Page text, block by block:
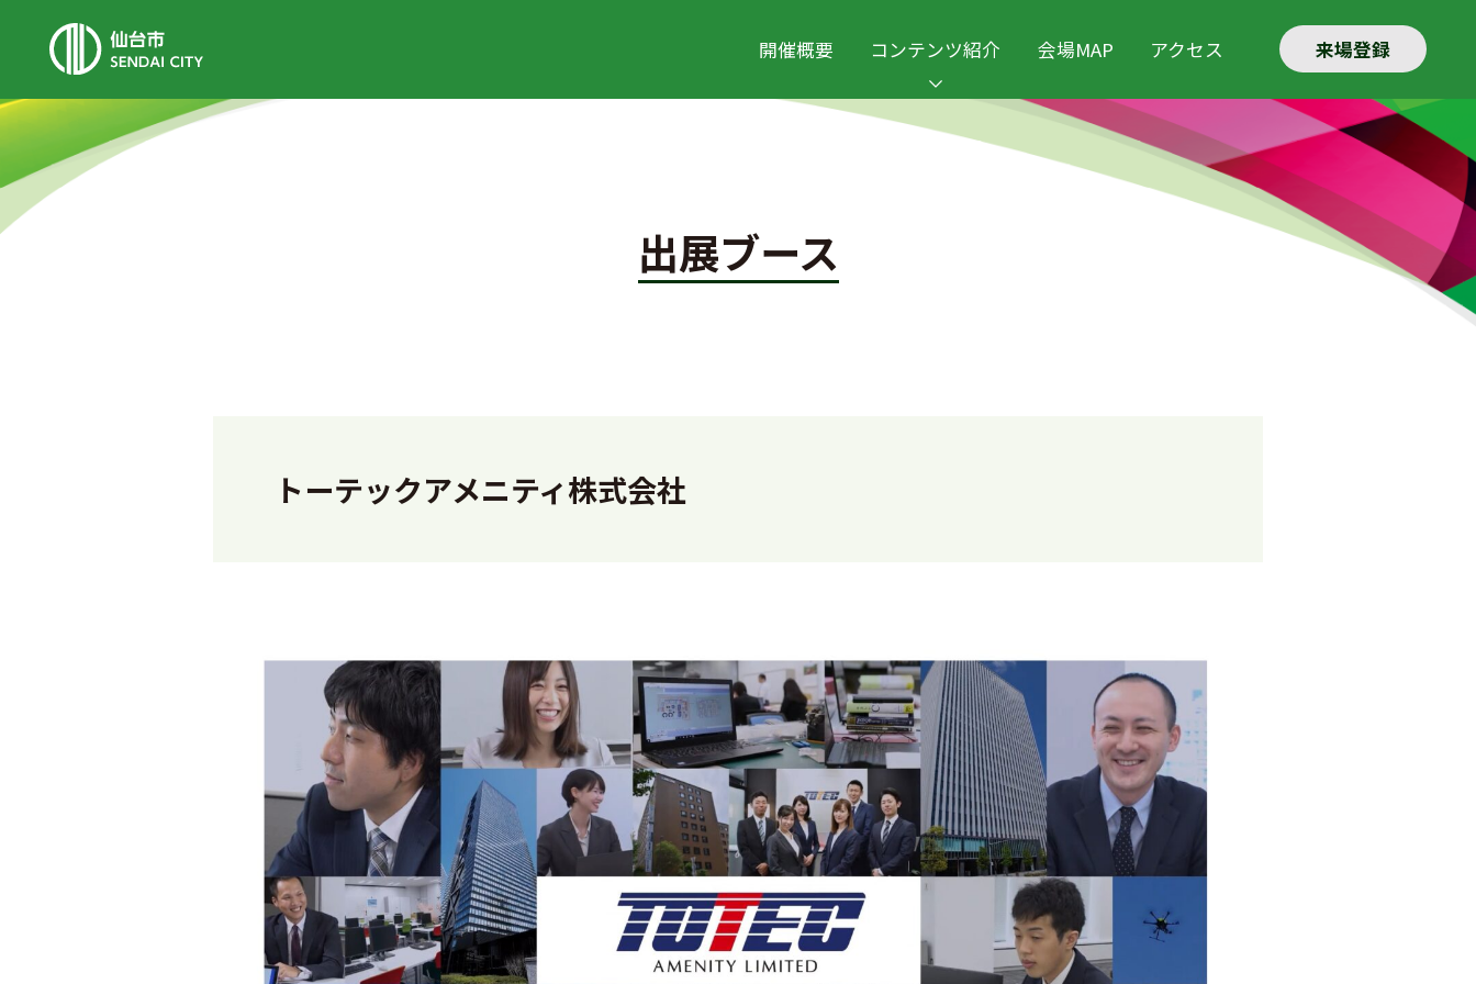
開催概要 コンテンツ紹介 会場MAP アクセス 来場登録
出展ブース
トーテックアメニティ株式会社